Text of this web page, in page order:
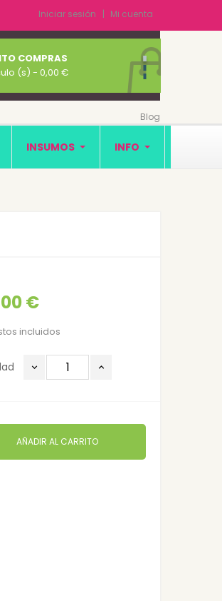
Iniciar sesión Mi cuenta
COMPRAS
(s) - 0,00 €
Blog
INSUMOS INFO
€
incluidos
AÑADIR AL CARRITO